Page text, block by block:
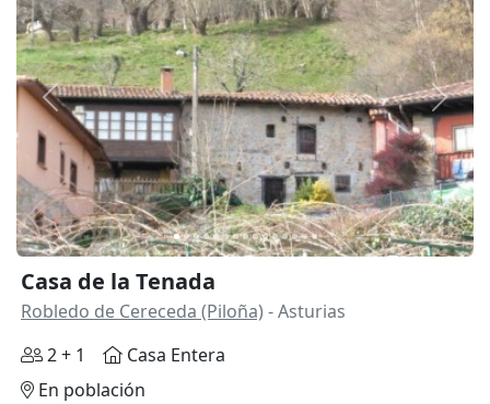
Anterior
Casa de la Tenada
Robledo de Cereceda (Piloña) - Asturias
2 + 1
Casa Entera
En población